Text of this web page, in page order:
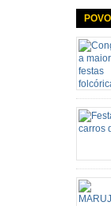
a sua
a
Nossa
carros